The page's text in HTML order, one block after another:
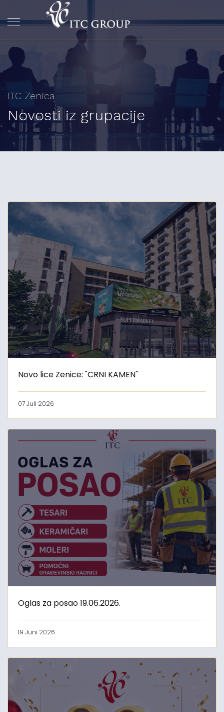
ITC Zenica
Novosti iz grupacije
Novo lice Zenice: "CRNI KAMEN"
07 Juli 2026
Oglas za posao 19.06.2026.
19 Juni 2026